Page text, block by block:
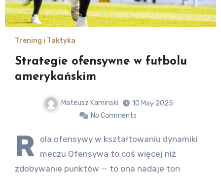
Trening i Taktyka
Strategie ofensywne w futbolu
amerykańskim
Mateusz Kaminski
10 May 2025
No Comments
R
ola ofensywy w kształtowaniu dynamiki
meczu Ofensywa to coś więcej niż
zdobywanie punktów — to ona nadaje ton